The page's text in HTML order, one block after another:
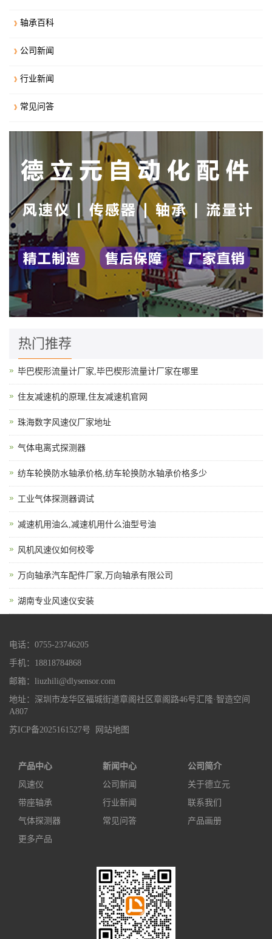
轴承百科
公司新闻
行业新闻
常见问答
热门推荐
毕巴楔形流量计厂家,毕巴楔形流量计厂家在哪里
住友减速机的原理,住友减速机官网
珠海数字风速仪厂家地址
气体电离式探测器
纺车轮换防水轴承价格,纺车轮换防水轴承价格多少
工业气体探测器调试
减速机用油么,减速机用什么油型号油
风机风速仪如何校零
万向轴承汽车配件厂家,万向轴承有限公司
湖南专业风速仪安装
电话：0755-23746205
手机：18818784868
邮箱：liuzhili@dlysensor.com
地址：深圳市龙华区福城街道章阁社区章阁路46号汇隆·智造空间
A807
苏ICP备2025161527号
网站地图
产品中心
风速仪
带座轴承
气体探测器
更多产品
新闻中心
公司新闻
行业新闻
常见问答
公司简介
关于德立元
联系我们
产品画册